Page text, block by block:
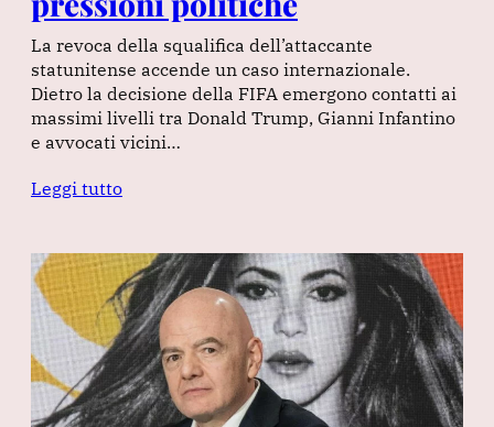
La revoca della squalifica dell’attaccante
statunitense accende un caso internazionale.
Dietro la decisione della FIFA emergono contatti ai
massimi livelli tra Donald Trump, Gianni Infantino
e avvocati vicini…
Leggi tutto